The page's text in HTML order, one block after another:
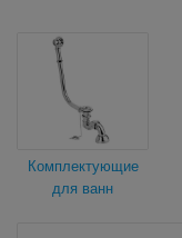
Комплектующие
для ванн